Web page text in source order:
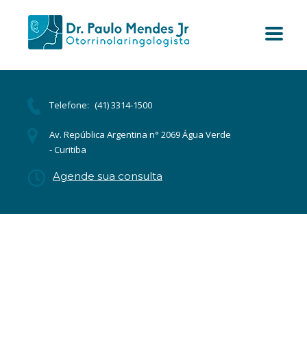
Telefone: (41) 3314-1500
Av. República Argentina n° 2069 Água Verde
- Curitiba
Agende sua consulta